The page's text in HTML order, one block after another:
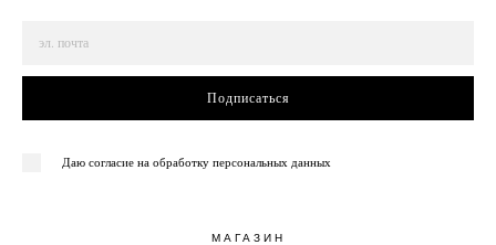
Подписаться
Даю согласие на обработку персональных данных
МАГАЗИН